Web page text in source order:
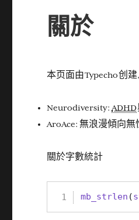
關於
本页面由 Typecho 创
Neurodiversity : ADHD
AroAce: 無浪漫傾向無
關於字數統計
mb_strlen (